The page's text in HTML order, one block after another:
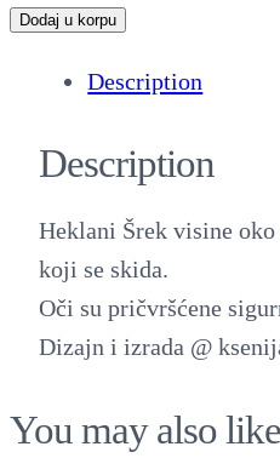
H
q
Dodaj u korpu
Description
Description
Heklani Šrek visine
koji se skida.
Oči su pričvršćene
Dizajn i izrada @
You may also